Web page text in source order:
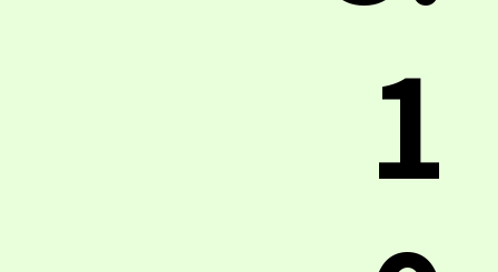
1